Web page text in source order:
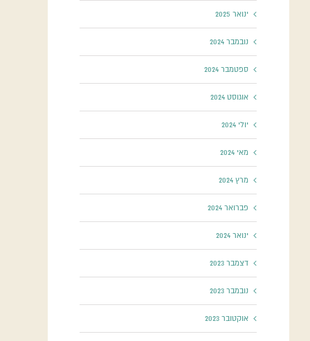
ינואר 2025
נובמבר 2024
ספטמבר 2024
אוגוסט 2024
יולי 2024
מאי 2024
מרץ 2024
פברואר 2024
ינואר 2024
דצמבר 2023
נובמבר 2023
אוקטובר 2023